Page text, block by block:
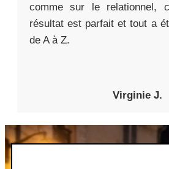
comme sur le relationnel,
résultat est parfait et tout a
de A à Z.
Virginie J.